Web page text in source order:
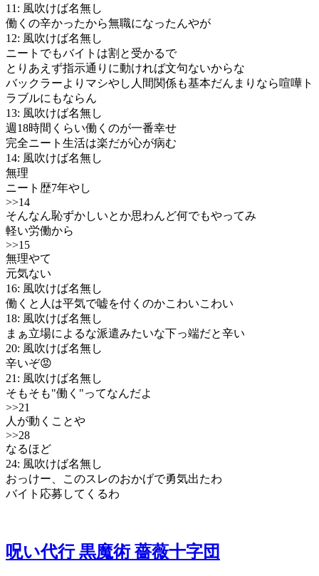
11: 風吹けば名無し
働くの辛かったから無職になったんやが
12: 風吹けば名無し
ニートでもバイトは割と受かるで
とりあえず指示通りに動ければ文句ないからな
バックラーよりマシやし人間関係も基本だんまりなら喧嘩ト
ラブルにもならん
13: 風吹けば名無し
週18時間くらい働くのが一番幸せ
完全ニート生活は楽だが心が病む
14: 風吹けば名無し
無理
ニート歴7年やし
>>14
そんなん恥ずかしいとか思わんど何でもやってみ
軽い労働から
>>15
無理やて
元気ない
16: 風吹けば名無し
働くと人は平気で嘘を付くのかこわいこわい
18: 風吹けば名無し
まぁ立場によるな派遣みたいな下っ端だと辛い
20: 風吹けば名無し
辛いぞ😡
21: 風吹けば名無し
そもそも"働く"ってなんだよ
>>21
人が動くことや
>>28
なるほど
24: 風吹けば名無し
おっけー、このスレのおかげで勇気出たわ
バイト応募してくるわ
呪い代行 黒魔術 薔薇十字団